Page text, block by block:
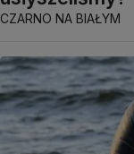
CZARNO NA BIAŁYM